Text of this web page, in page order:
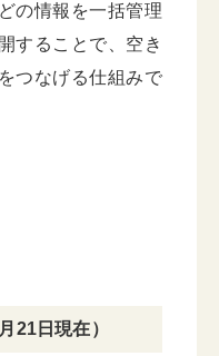
の情報を一括管理
することで、空き
つなげる仕組みで
21日現在）